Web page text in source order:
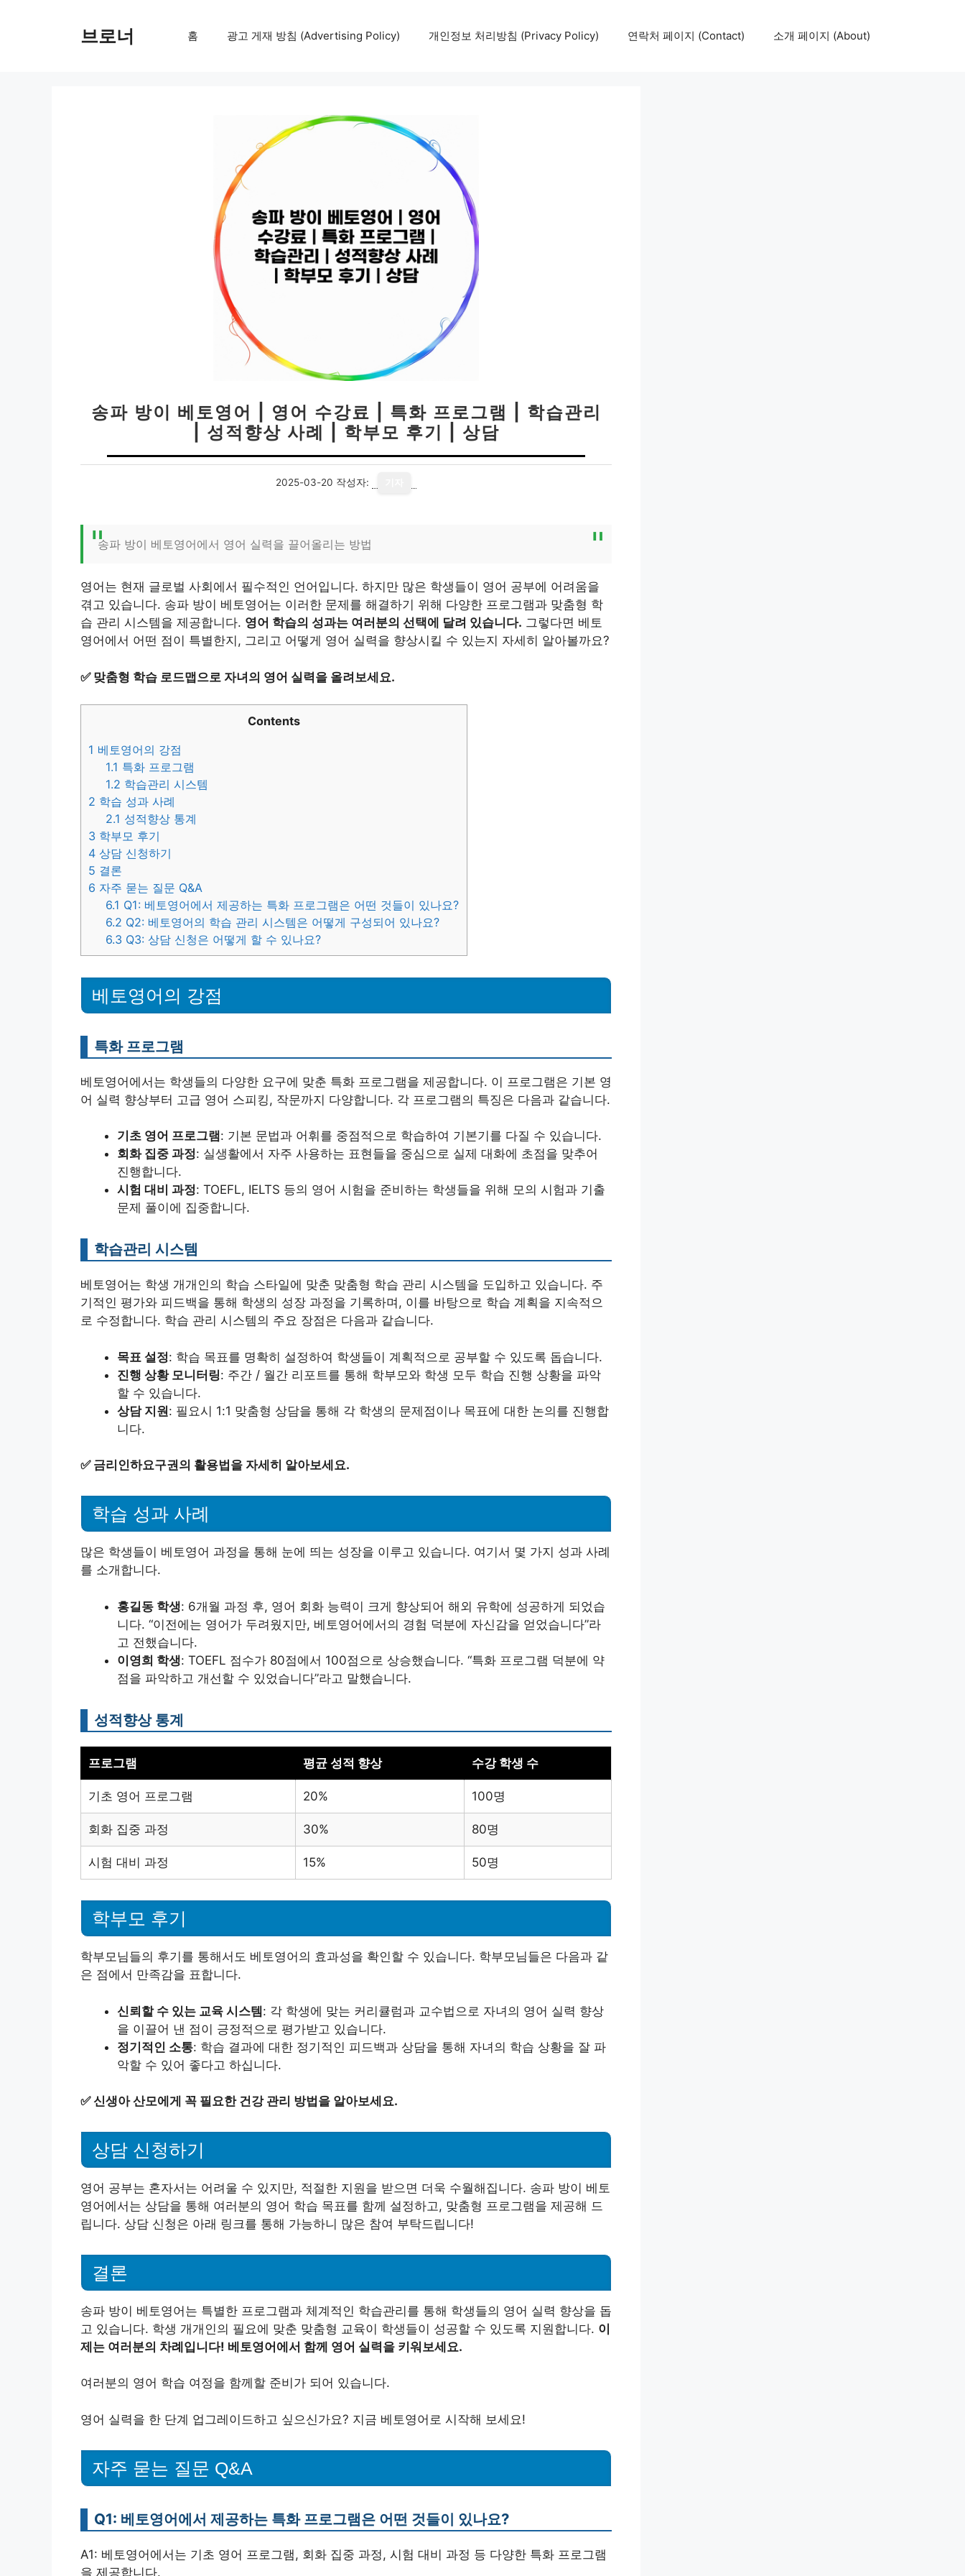
브로너 홈 광고 게재 방침 (Advertising Policy) 개인정보 처리방침 (Privacy Policy) 연락처 페이지 (Contact) 소개 페이지 (About)
송파 방이 베토영어 | 영어 수강료 | 특화 프로그램 | 학습관리
| 성적향상 사례 | 학부모 후기 | 상담
2025-03-20 작성자:
송파 방이 베토영어에서 영어 실력을 끌어올리는 방법
영어는 현재 글로벌 사회에서 필수적인 언어입니다. 하지만 많은 학생들이 영어 공부에 어려움을
겪고 있습니다. 송파 방이 베토영어는 이러한 문제를 해결하기 위해 다양한 프로그램과 맞춤형 학
습 관리 시스템을 제공합니다. 영어 학습의 성과는 여러분의 선택에 달려 있습니다. 그렇다면 베토
영어에서 어떤 점이 특별한지, 그리고 어떻게 영어 실력을 향상시킬 수 있는지 자세히 알아볼까요?
✅ 맞춤형 학습 로드맵으로 자녀의 영어 실력을 올려보세요.
Contents
1 베토영어의 강점
1.1 특화 프로그램
1.2 학습관리 시스템
2 학습 성과 사례
2.1 성적향상 통계
3 학부모 후기
4 상담 신청하기
5 결론
6 자주 묻는 질문 Q&A
6.1 Q1: 베토영어에서 제공하는 특화 프로그램은 어떤 것들이 있나요?
6.2 Q2: 베토영어의 학습 관리 시스템은 어떻게 구성되어 있나요?
6.3 Q3: 상담 신청은 어떻게 할 수 있나요?
베토영어의 강점
특화 프로그램
베토영어에서는 학생들의 다양한 요구에 맞춘 특화 프로그램을 제공합니다. 이 프로그램은 기본 영
어 실력 향상부터 고급 영어 스피킹, 작문까지 다양합니다. 각 프로그램의 특징은 다음과 같습니다.
기초 영어 프로그램: 기본 문법과 어휘를 중점적으로 학습하여 기본기를 다질 수 있습니다.
회화 집중 과정: 실생활에서 자주 사용하는 표현들을 중심으로 실제 대화에 초점을 맞추어
진행합니다.
시험 대비 과정: TOEFL, IELTS 등의 영어 시험을 준비하는 학생들을 위해 모의 시험과 기출
문제 풀이에 집중합니다.
학습관리 시스템
베토영어는 학생 개개인의 학습 스타일에 맞춘 맞춤형 학습 관리 시스템을 도입하고 있습니다. 주
기적인 평가와 피드백을 통해 학생의 성장 과정을 기록하며, 이를 바탕으로 학습 계획을 지속적으
로 수정합니다. 학습 관리 시스템의 주요 장점은 다음과 같습니다.
목표 설정: 학습 목표를 명확히 설정하여 학생들이 계획적으로 공부할 수 있도록 돕습니다.
진행 상황 모니터링: 주간 / 월간 리포트를 통해 학부모와 학생 모두 학습 진행 상황을 파악
할 수 있습니다.
상담 지원: 필요시 1:1 맞춤형 상담을 통해 각 학생의 문제점이나 목표에 대한 논의를 진행합
니다.
✅ 금리인하요구권의 활용법을 자세히 알아보세요.
학습 성과 사례
많은 학생들이 베토영어 과정을 통해 눈에 띄는 성장을 이루고 있습니다. 여기서 몇 가지 성과 사례
를 소개합니다.
홍길동 학생: 6개월 과정 후, 영어 회화 능력이 크게 향상되어 해외 유학에 성공하게 되었습
니다. “이전에는 영어가 두려웠지만, 베토영어에서의 경험 덕분에 자신감을 얻었습니다”라
고 전했습니다.
이영희 학생: TOEFL 점수가 80점에서 100점으로 상승했습니다. “특화 프로그램 덕분에 약
점을 파악하고 개선할 수 있었습니다”라고 말했습니다.
성적향상 통계
프로그램 평균 성적 향상 수강 학생 수
기초 영어 프로그램 20% 100명
회화 집중 과정 30% 80명
시험 대비 과정 15% 50명
학부모 후기
학부모님들의 후기를 통해서도 베토영어의 효과성을 확인할 수 있습니다. 학부모님들은 다음과 같
은 점에서 만족감을 표합니다.
신뢰할 수 있는 교육 시스템: 각 학생에 맞는 커리큘럼과 교수법으로 자녀의 영어 실력 향상
을 이끌어 낸 점이 긍정적으로 평가받고 있습니다.
정기적인 소통: 학습 결과에 대한 정기적인 피드백과 상담을 통해 자녀의 학습 상황을 잘 파
악할 수 있어 좋다고 하십니다.
✅신생아 산모에게 꼭 필요한 건강 관리 방법을 알아보세요.
상담 신청하기
영어 공부는 혼자서는 어려울 수 있지만, 적절한 지원을 받으면 더욱 수월해집니다. 송파 방이 베토
영어에서는 상담을 통해 여러분의 영어 학습 목표를 함께 설정하고, 맞춤형 프로그램을 제공해 드
립니다. 상담 신청은 아래 링크를 통해 가능하니 많은 참여 부탁드립니다!
결론
송파 방이 베토영어는 특별한 프로그램과 체계적인 학습관리를 통해 학생들의 영어 실력 향상을 돕
고 있습니다. 학생 개개인의 필요에 맞춘 맞춤형 교육이 학생들이 성공할 수 있도록 지원합니다. 이
제는 여러분의 차례입니다! 베토영어에서 함께 영어 실력을 키워보세요.
여러분의 영어 학습 여정을 함께할 준비가 되어 있습니다.
영어 실력을 한 단계 업그레이드하고 싶으신가요? 지금 베토영어로 시작해 보세요!
자주 묻는 질문 Q&A
Q1: 베토영어에서 제공하는 특화 프로그램은 어떤 것들이 있나요?
A1: 베토영어에서는 기초 영어 프로그램, 회화 집중 과정, 시험 대비 과정 등 다양한 특화 프로그램
을 제공합니다.